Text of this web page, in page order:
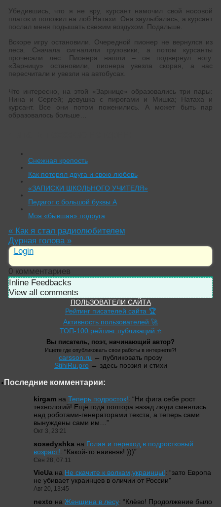
Убедившись, что я не вру, курсант намочил свой носовой
платок и положил на лоб Натахи. Она заулыбалась, а курсант
послал меня подышать свежим воздухом. Подальше.
Вскоре игру остановили. Очередной пионер не вернулся из
леса. Сначала сигналили грузовики, а потом курсанты
прочесали лес. Пионера нашли – он подвернул ногу.
«Зарницу» остановили, пионера увезла скорая, а нас
пересчитали и увезли на автобусах.
Что интересно, на этой «Зарнице» образовались три пары:
Нина и Сергей; девушка с пирогами и Мишка; Натаха и
курсант. Все они потом поженились. А может быть пар
образовалось больше…
Снежная крепость
Как потерял друга и свою любовь
«ЗАПИСКИ ШКОЛЬНОГО УЧИТЕЛЯ»
Педагог с большой буквы А
Моя «бывшая» подруга
«Как я стал радиолюбителем
Дурная голова »
Login
0комментариев
Inline Feedbacks
View all comments
ПОЛЬЗОВАТЕЛИ САЙТА
Рейтинг писателей сайта 🏆
Активность пользователей 🚀
ТОП-100 рейтинг публикаций ⭐
Вы писатель, поэт, начинающий автор?
Ищете где опубликовать свои работы в интернете?!
carsson.ru ← публиковать прозу
StihiRu.pro ← здесь поэзия и стихи
Последние комментарии:
kirgam на Теперь подросток!: “Ни фига себе рост
технологий! Ещё года полтора назад люди смеялись
над роботами-генераторами текста, а теперь сами
вынуждены сами им… ”
Окт 3, 23:21
sosedyshka на Голая и переход в подростковый
возраст!: “Какой-то наивняк! )))”
Сен 28, 07:11
VicUa на Не скачите к волкам,украинцы!: “зато Европа
не убивает украинцев в оличии от России”
Авг 20, 13:45
nexto на Женщина в лесу: “Клёво! Продолжение было